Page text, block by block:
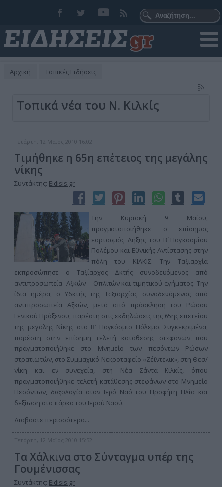
Αρχική Τοπικές Ειδήσεις
Τοπικά νέα του Ν. Κιλκίς
Τετάρτη, 12 Μαϊος 2010 16:02
Τιμήθηκε η 65η επέτειος της μεγάλης
νίκης
Συντάκτης: Eidisis.gr
Tην Κυριακή 9 Μαΐου,
πραγματοποιήθηκε ο επίσημος
εορτασμός Λήξης του Β΄ Παγκοσμίου
Πολέμου και Εθνικής Αντίστασης στην
πόλη του ΚΙΛΚΙΣ. Την Ταξιαρχία
εκπροσώπησε ο Ταξίαρχος Δκτής συνοδευόμενος από
αντιπροσωπεία Αξκών – Οπλιτών και τιμητικού αγήματος. Την
ίδια ημέρα, ο Υδκτής της Ταξιαρχίας συνοδευόμενος από
αντιπροσωπεία Αξκών, μετά από πρόσκληση του Ρώσου
Γενικού Πρόξενου, παρέστη στις εκδηλώσεις της 65ης επετείου
της μεγάλης Νίκης στο Β’ Παγκόσμιο Πόλεμο. Συγκεκριμένα,
παρέστη στην επίσημη τελετή κατάθεσης στεφάνων που
πραγματοποιήθηκε στο Μνημείο των πεσόντων Ρώσων
στρατιωτών, στο Συμμαχικό Νεκροταφείο «Ζέϊντελικ», στη Θεσ/
νίκη και εν συνεχεία, στη Νέα Σάντα Κιλκίς, όπου
πραγματοποιήθηκε τελετή κατάθεσης στεφάνων στο Μνημείο
Πεσόντων, δοξολογία στον Ιερό Ναό του Προφήτη Ηλία και
δεξίωση στο πάρκο του Ιερού Ναού.
Διαβάστε περισσότερα...
Τετάρτη, 12 Μαϊος 2010 15:52
Τα Χάλκινα στο Σύνταγμα υπέρ της
Γουμένισσας
Συντάκτης: Eidisis.gr